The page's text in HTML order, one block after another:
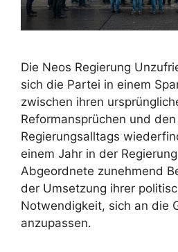
Die Neos Regierung
sich die Partei in einem
zwischen ihren
Reformansprüchen und
Regierungsalltags
einem Jahr in der
Abgeordnete zunehmend
der Umsetzung ihrer
Notwendigkeit, sich an die
anzupassen.